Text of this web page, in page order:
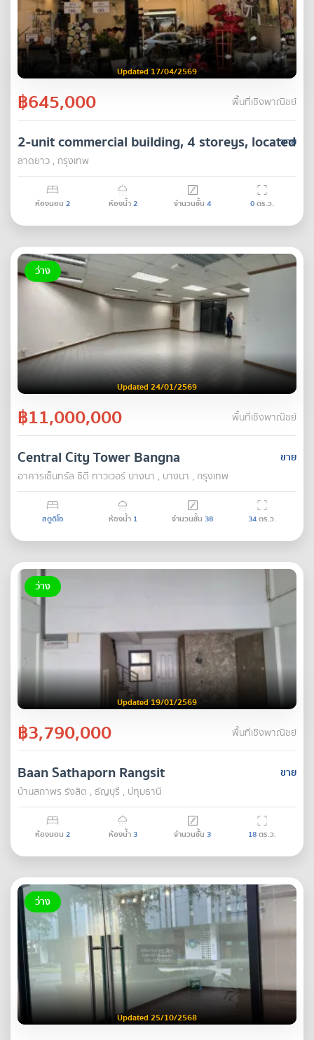
Updated 17/04/2569
฿645,000 พื้นที่เชิงพาณิชย์
ขาย
2-unit commercial building, 4 storeys, located
ลาดยาว , กรุงเทพ
ห้องนอน 2 ห้องน้ำ2 จำนวนชั้น 4 0ตร.ว.
ว่าง
Updated 24/01/2569
฿11,000,000 พื้นที่เชิงพาณิชย์
ขาย
Central City Tower Bangna
อาคารเซ็นทรัล ซิตี ทาวเวอร์ บางนา , บางนา , กรุงเทพ
สตูดิโอ ห้องน้ำ 1 จำนวนชั้น 38 34ตร.ว.
ว่าง
Updated 19/01/2569
฿3,790,000 พื้นที่เชิงพาณิชย์
ขาย
Baan Sathaporn Rangsit
บ้านสถาพร รังสิต , ธัญบุรี , ปทุมธานี
ห้องนอน 2 ห้องน้ำ3 จำนวนชั้น 3 18ตร.ว.
ว่าง
Updated 25/10/2568